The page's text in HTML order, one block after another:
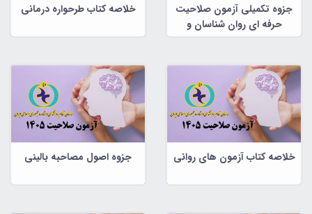
جزوه تکمیلی آزمون صلاحیت
حرفه ای روان شناسان و
مشاوران
خلاصه کتاب طرحواره درمانی
خلاصه کتاب آزمون های روانی جزوه اصول مصاحبه بالینی